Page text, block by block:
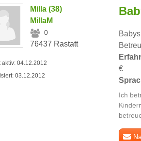
Milla (38)
MillaM
0
76437 Rastatt
aktiv: 04.12.2012
03.12.2012
€
Ich